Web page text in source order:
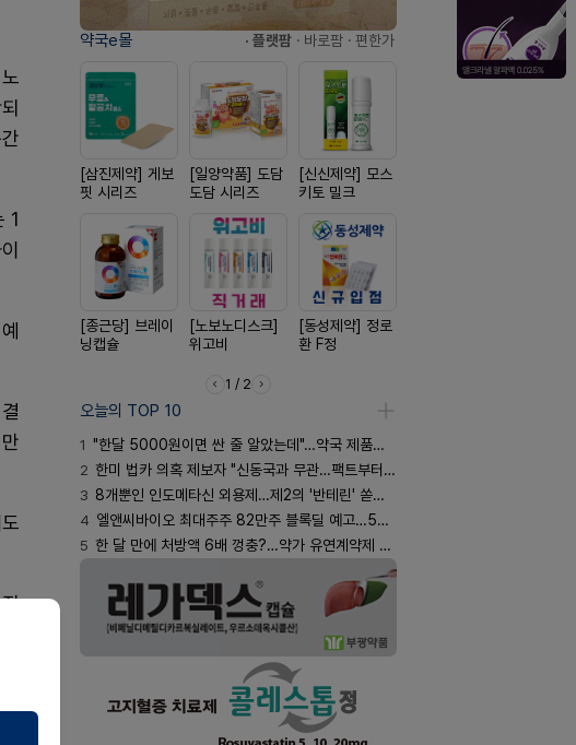
1
약국e몰 · 플랫팜 · 바로팜 · 편한가
[삼진제약] 게보
핏 시리즈
[일양약품] 도담
도담 시리즈
[신신제약] 모스
키토 밀크
[종근당] 브레이
닝캡슐
[노보노디스크]
위고비
[동성제약] 정로
환 F정
1 / 2
오늘의 TOP 10
1 "한달 5000원이면 싼 줄 알았는데"…약국 제품과 비교해보니
2 한미 법카 의혹 제보자 "신동국과 무관…팩트부터 따져야"
3 8개뿐인 인도메타신 외용제…제2의 '반테린' 쏟아지나
4 엘앤씨바이오 최대주주 82만주 블록딜 예고…500억 규모
5 한 달 만에 처방액 6배 껑충?…약가 유연계약제 착시효과